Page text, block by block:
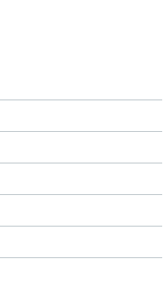
specialist from the
is provided by